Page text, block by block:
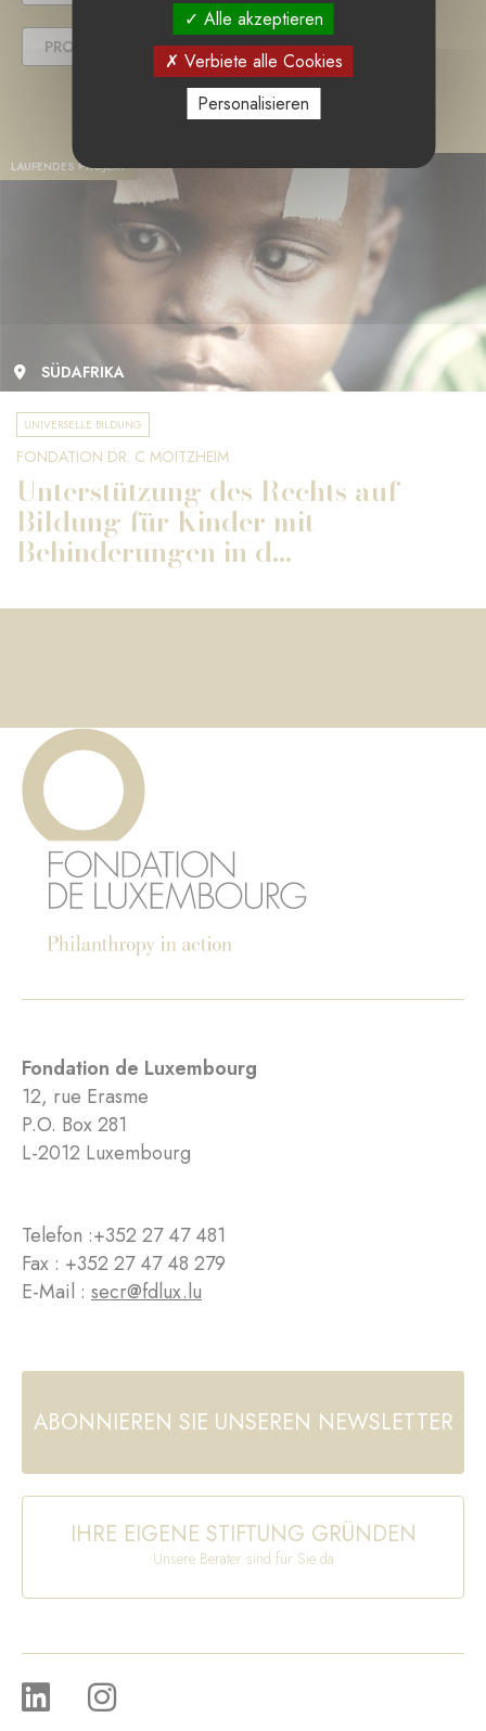
PROJEKT ABGESCHLOSSEN
LAUFENDES PROJEKT
SÜDAFRIKA
UNIVERSELLE BILDUNG
FONDATION DR. C MOITZHEIM
Unterstützung des Rechts auf
Bildung für Kinder mit
Behinderungen in d...
Fondation de Luxembourg
12, rue Erasme
P.O. Box 281
L-2012 Luxembourg
Telefon :+352 27 47 481
Fax : +352 27 47 48 279
E-Mail : secr@fdlux.lu
ABONNIEREN SIE UNSEREN NEWSLETTER
IHRE EIGENE STIFTUNG GRÜNDEN
Unsere Berater sind für Sie da
Alle akzeptieren
Verbiete alle Cookies
Personalisieren